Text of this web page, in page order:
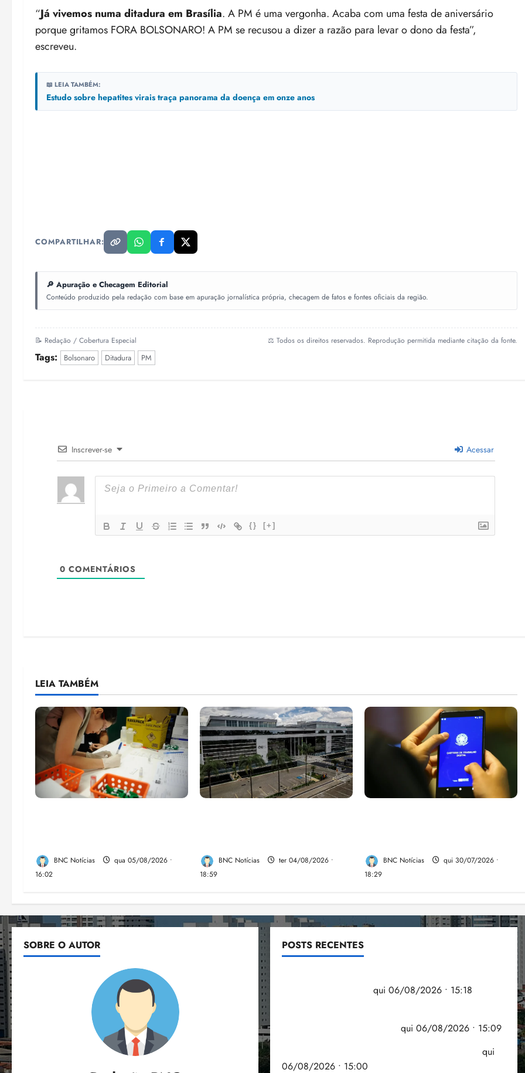
“Já vivemos numa ditadura em Brasília. A PM é uma vergonha. Acaba com uma festa de aniversário
porque gritamos FORA BOLSONARO! A PM se recusou a dizer a razão para levar o dono da festa”,
escreveu.
📖 LEIA TAMBÉM:
Estudo sobre hepatites virais traça panorama da doença em onze anos
COMPARTILHAR:
🔎 Apuração e Checagem Editorial
Conteúdo produzido pela redação com base em apuração jornalística própria, checagem de fatos e fontes oficiais da região.
📝 Redação / Cobertura Especial ⚖️ Todos os direitos reservados. Reprodução permitida mediante citação da fonte.
Tags: Bolsonaro Ditadura PM
Inscrever-se Acessar
{} [+]
0 COMENTÁRIOS
LEIA TAMBÉM
BNC Notícias
qua 05/08/2026 •
16:02
BNC Notícias
ter 04/08/2026 •
18:59
BNC Notícias
qui 30/07/2026 •
18:29
SOBRE O AUTOR POSTS RECENTES
qui 06/08/2026 • 15:18
qui 06/08/2026 • 15:09
qui
06/08/2026 • 15:00